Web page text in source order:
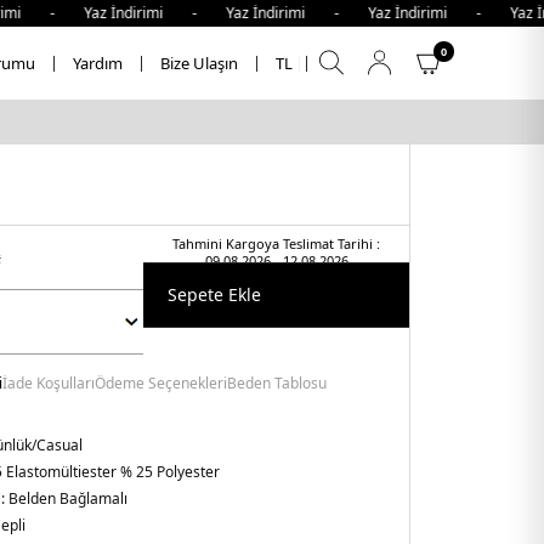
İndirimi - Yaz İndirimi - Yaz İndirimi -
Yardım Bize Ulaşın TL
0
Tahmini Kargoya Teslimat Tarihi :
09.08.2026 - 12.08.2026
Sepete Ekle
İade KoşullarıÖdeme SeçenekleriBeden Tablosu
Casual
Elastomültiester % 25 Polyester
Belden Bağlamalı